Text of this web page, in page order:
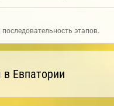
этапов.
Евпатории